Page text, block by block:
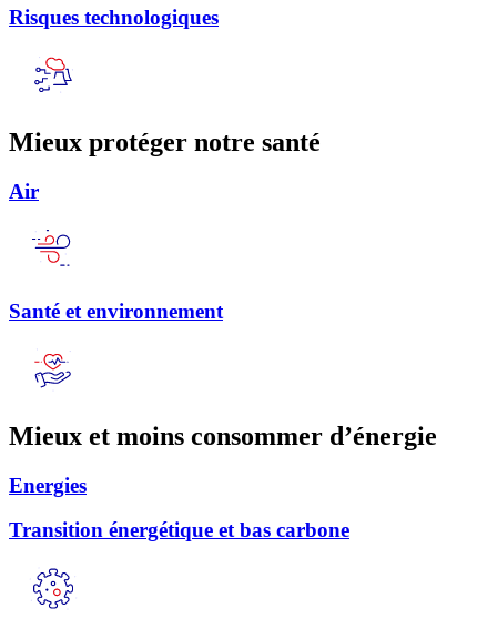
Risques technologiques
Mieux protéger notre santé
Air
Santé et environnement
Mieux et moins consommer d’énergie
Energies
Transition énergétique et bas carbone